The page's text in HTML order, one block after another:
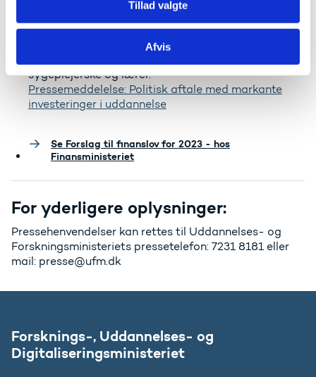
Tillad valgte
Afvis
humanistiske, samfundsvidenskabelige, merkantile
og teologiske uddannelser samt 200 mio. kr. årligt
til at finansiere et løft af uddannelser på
velfærdsområdet til f.eks. pædagog, socialrådgiver,
sygeplejerske og lærer.
Pressemeddelelse: Politisk aftale med markante
investeringer i uddannelse
Se Forslag til finanslov for 2023 - hos
Finansministeriet
For yderligere oplysninger:
Pressehenvendelser kan rettes til Uddannelses- og
Forskningsministeriets pressetelefon: 7231 8181 eller
mail: presse@ufm.dk
Forsknings-, Uddannelses- og
Digitaliseringsministeriet